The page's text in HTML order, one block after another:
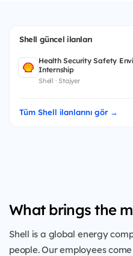
Shell güncel ilanları
Health Security Safety
Internship
Shell · Stajyer
Tüm Shell ilanlarını gör →
What brings the
Shell is a global energy
people. Our employees